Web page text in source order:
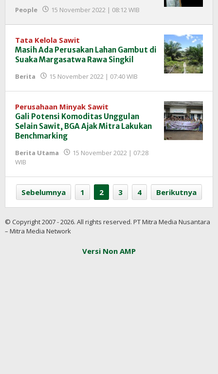
People 15 November 2022 | 08:12 WIB
InfoSAWIT
Tata Kelola Sawit
Masih Ada Perusakan Lahan Gambut di
Suaka Margasatwa Rawa Singkil
Berita 15 November 2022 | 07:40 WIB
InfoSAWIT
Perusahaan Minyak Sawit
Gali Potensi Komoditas Unggulan
Selain Sawit, BGA Ajak Mitra Lakukan
Benchmarking
Berita Utama
15 November 2022 | 07:28
WIB
InfoSAWIT
Sebelumnya 1 2 3 4 Berikutnya
© Copyright 2007 - 2026. All rights reserved. PT Mitra Media Nusantara
– Mitra Media Network
Versi Non AMP